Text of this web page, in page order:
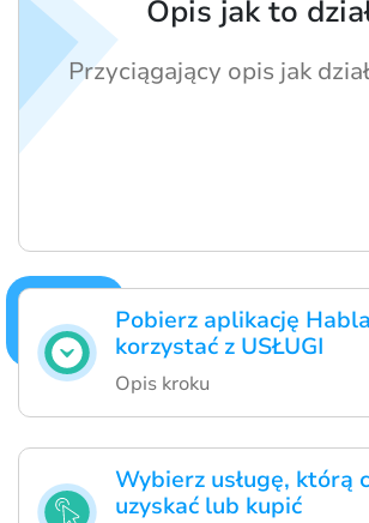
Pobierz aplikację
korzystać z USŁUGI
Opis kroku
Wybierz usługę, którą
uzyskać lub kupić
Opis jak to
Przyciągający opis jak